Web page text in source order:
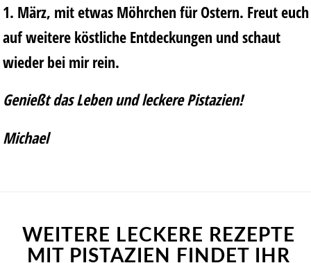
1. März, mit etwas Möhrchen für Ostern. Freut euch
auf weitere köstliche Entdeckungen und schaut
wieder bei mir rein.
Genießt das Leben und leckere Pistazien!
Michael
WEITERE LECKERE REZEPTE
MIT PISTAZIEN FINDET IHR